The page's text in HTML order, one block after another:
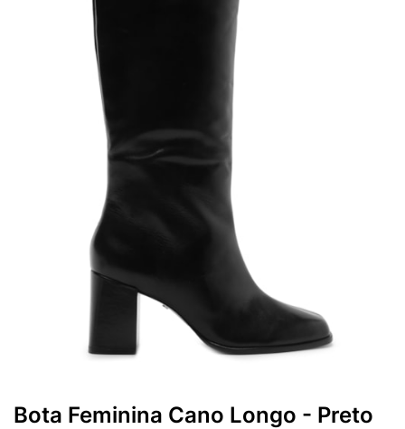
Bota Feminina Cano Longo - Preto